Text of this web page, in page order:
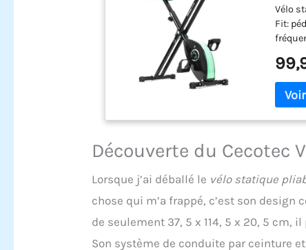
Vélo
Fit:
pour
une
Découverte du Cecotec
Lorsque j’ai déballé le vélo statique
chose qui m’a frappé, c’est son
de seulement 37, 5 x 114, 5 x 20, 5 cm,
Son système de conduite par ceinture